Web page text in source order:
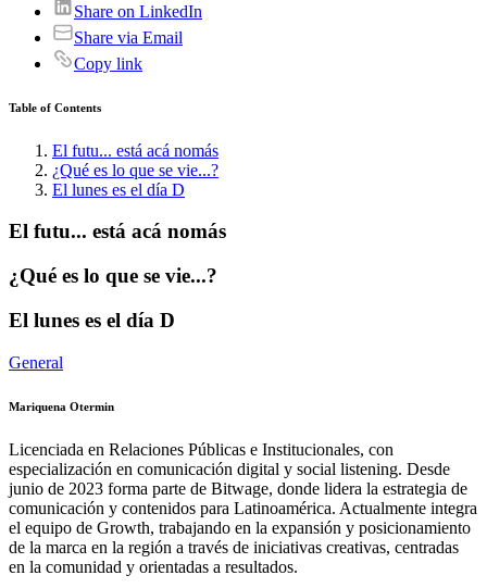
Share on LinkedIn
Share via Email
Copy link
Table of Contents
El futu... está acá nomás
¿Qué es lo que se vie...?
El lunes es el día D
El futu... está acá nomás
¿Qué es lo que se vie...?
El lunes es el día D
General
Mariquena Otermin
Licenciada en Relaciones Públicas e Institucionales, con
especialización en comunicación digital y social listening. Desde
junio de 2023 forma parte de Bitwage, donde lidera la estrategia de
comunicación y contenidos para Latinoamérica. Actualmente integra
el equipo de Growth, trabajando en la expansión y posicionamiento
de la marca en la región a través de iniciativas creativas, centradas
en la comunidad y orientadas a resultados.